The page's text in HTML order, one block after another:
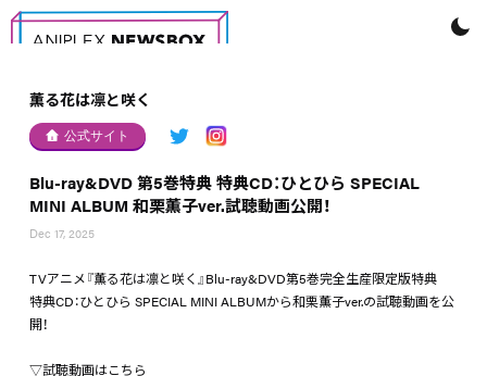
薫る花は凛と咲く
公式サイト
Blu-ray&DVD 第5巻特典 特典CD：ひとひら SPECIAL
MINI ALBUM 和栗薫子ver.試聴動画公開！
Dec 17, 2025
TVアニメ『薫る花は凛と咲く』Blu-ray&DVD第5巻完全生産限定版特典
特典CD：ひとひら SPECIAL MINI ALBUMから和栗薫子ver.の試聴動画を公
開！
▽試聴動画はこちら